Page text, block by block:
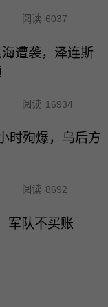
阅读 6037
遭袭，泽连斯
阅读 16934
时殉爆，乌后方
阅读 8692
军队不买账